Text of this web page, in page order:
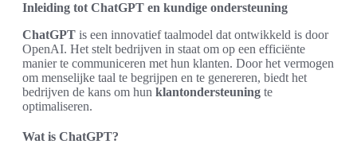
Inleiding tot ChatGPT en kundige ondersteuning
ChatGPT is een innovatief taalmodel dat ontwikkeld is door
OpenAI. Het stelt bedrijven in staat om op een efficiënte
manier te communiceren met hun klanten. Door het vermogen
om menselijke taal te begrijpen en te genereren, biedt het
bedrijven de kans om hun klantondersteuning te
optimaliseren.
Wat is ChatGPT?